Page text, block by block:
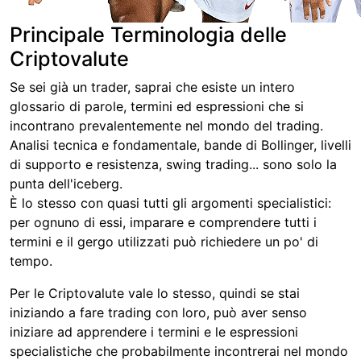
Principale Terminologia delle
Criptovalute
Se sei già un trader, saprai che esiste un intero
glossario di parole, termini ed espressioni che si
incontrano prevalentemente nel mondo del trading.
Analisi tecnica e fondamentale, bande di Bollinger, livelli
di supporto e resistenza, swing trading... sono solo la
punta dell'iceberg.
È lo stesso con quasi tutti gli argomenti specialistici:
per ognuno di essi, imparare e comprendere tutti i
termini e il gergo utilizzati può richiedere un po' di
tempo.
Per le Criptovalute vale lo stesso, quindi se stai
iniziando a fare trading con loro, può aver senso
iniziare ad apprendere i termini e le espressioni
specialistiche che probabilmente incontrerai nel mondo